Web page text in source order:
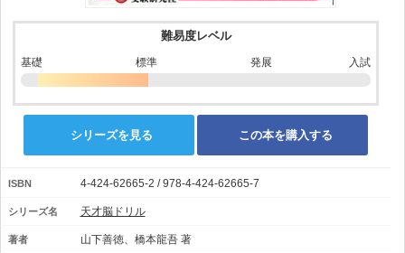
難易度レベル
基礎 標準 発展 入試
シリーズを見る この本を購入する
ISBN 4-424-62665-2 / 978-4-424-62665-7
シリーズ名 天才脳ドリル
著者 山下善徳、橋本龍吾 著